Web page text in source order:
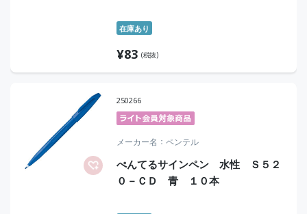
在庫あり
¥83 (税抜)
250266
メーカー名 ペンテル
ぺんてるサインペン 水性 Ｓ５２
０－ＣＤ 青 １０本